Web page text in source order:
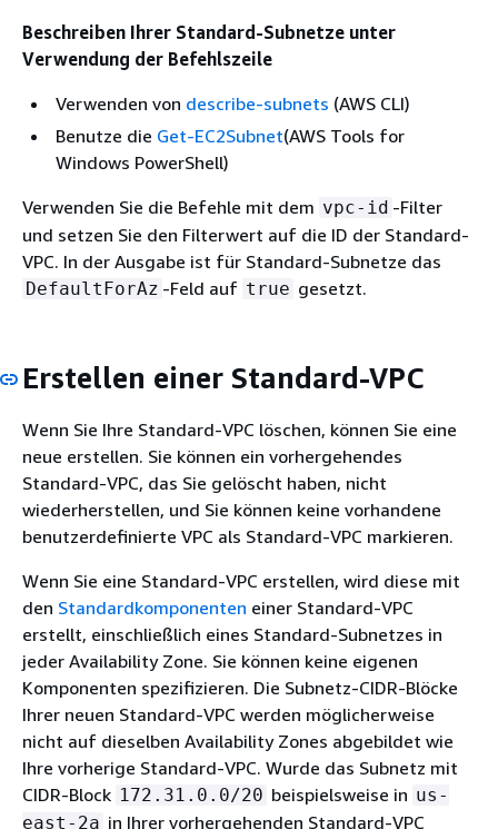
Beschreiben Ihrer Standard-Subnetze unter
Verwendung der Befehlszeile
Verwenden von describe-subnets (AWS CLI)
Benutze die Get-EC2Subnet(AWS Tools for
Windows PowerShell)
Verwenden Sie die Befehle mit dem vpc-id -Filter
und setzen Sie den Filterwert auf die ID der Standard-
VPC. In der Ausgabe ist für Standard-Subnetze das
DefaultForAz -Feld auf true gesetzt.
Erstellen einer Standard-VPC
Wenn Sie Ihre Standard-VPC löschen, können Sie eine
neue erstellen. Sie können ein vorhergehendes
Standard-VPC, das Sie gelöscht haben, nicht
wiederherstellen, und Sie können keine vorhandene
benutzerdefinierte VPC als Standard-VPC markieren.
Wenn Sie eine Standard-VPC erstellen, wird diese mit
den Standardkomponenten einer Standard-VPC
erstellt, einschließlich eines Standard-Subnetzes in
jeder Availability Zone. Sie können keine eigenen
Komponenten spezifizieren. Die Subnetz-CIDR-Blöcke
Ihrer neuen Standard-VPC werden möglicherweise
nicht auf dieselben Availability Zones abgebildet wie
Ihre vorherige Standard-VPC. Wurde das Subnetz mit
CIDR-Block 172.31.0.0/20 beispielsweise in us-
east-2a in Ihrer vorhergehenden Standard-VPC